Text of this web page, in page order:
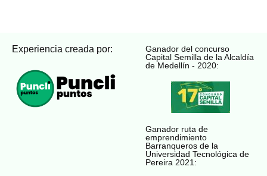
Experiencia creada por:
Ganador del concurso
Capital Semilla de la Alcaldía
de Medellín - 2020:
Ganador ruta de
emprendimiento
Barranqueros de la
Universidad Tecnológica de
Pereira 2021: